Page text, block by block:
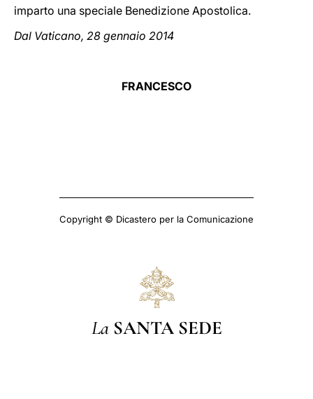
imparto una speciale Benedizione Apostolica.
Dal Vaticano, 28 gennaio 2014
FRANCESCO
Copyright © Dicastero per la Comunicazione
La SANTA SEDE